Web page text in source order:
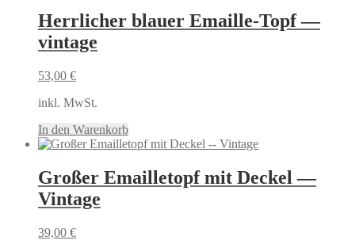
Herrlicher blauer Emaille-Topf —
vintage
53,00 €
inkl. MwSt.
In den Warenkorb
Großer Emailletopf mit Deckel —
Vintage
39,00 €